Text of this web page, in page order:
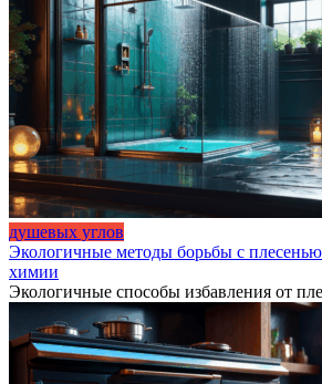
душевых углов
Экологичные методы борьбы с
химии
Экологичные способы избавления от